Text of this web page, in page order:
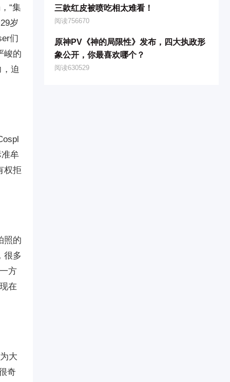
“集
岁
们
峻的
迫
牟
权拒
照的
很多
方
在
大
奇
三款红皮被喷吃相太难看！
阅读756670
原神PV《神的局限性》发布，四大执政形
象公开，你最喜欢哪个？
阅读630529